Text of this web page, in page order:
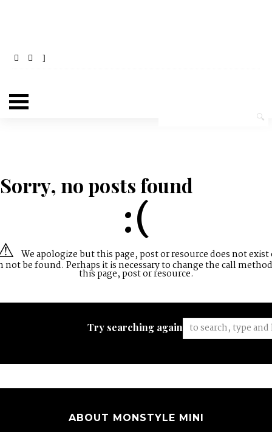
Sorry, no posts found
:(
We apologize but this page, post or resource does not exist
not be found. Perhaps it is necessary to change the call
this page, post or resource.
Try searching again:
ABOUT MONSTYLE MINI